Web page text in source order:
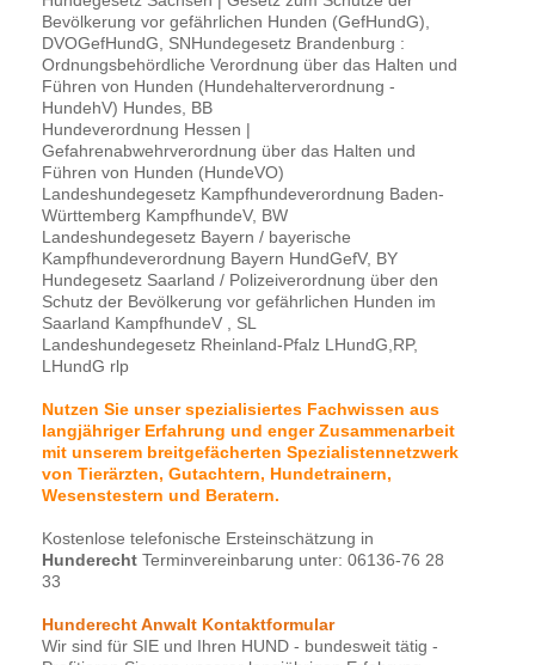
Bevölkerung vor gefährlichen Hunden (GefHundG),
DVOGefHundG, SNHundegesetz Brandenburg :
Ordnungsbehördliche Verordnung über das Halten und
Führen von Hunden (Hundehalterverordnung -
HundehV) Hundes, BB
Hundeverordnung Hessen |
Gefahrenabwehrverordnung über das Halten und
Führen von Hunden (HundeVO)
Landeshundegesetz Kampfhundeverordnung Baden-
Württemberg KampfhundeV, BW
Landeshundegesetz Bayern / bayerische
Kampfhundeverordnung Bayern HundGefV, BY
Hundegesetz Saarland / Polizeiverordnung über den
Schutz der Bevölkerung vor gefährlichen Hunden im
Saarland KampfhundeV , SL
Landeshundegesetz Rheinland-Pfalz LHundG,RP,
LHundG rlp
Nutzen Sie unser spezialisiertes Fachwissen aus
langjähriger Erfahrung und enger Zusammenarbeit
mit unserem breitgefächerten Spezialistennetzwerk
von Tierärzten, Gutachtern, Hundetrainern,
Wesenstestern und Beratern.
Kostenlose telefonische Ersteinschätzung in
Hunderecht Terminvereinbarung unter: 06136-76 28
33
Hunderecht Anwalt Kontaktformular
Wir sind für SIE und Ihren HUND - bundesweit tätig -